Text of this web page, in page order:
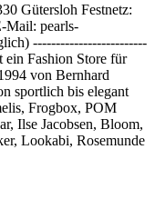
Gütersloh Festnetz:
Mail: pearls-
-------------------------
Fashion Store für
von Bernhard
sportlich bis elegant
Frogbox, POM
Ilse Jacobsen, Bloom,
Lookabi, Rosemunde